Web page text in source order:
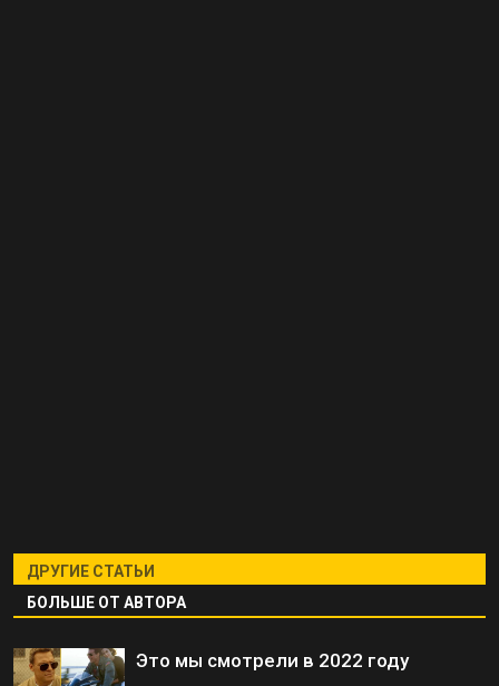
ДРУГИЕ СТАТЬИ
БОЛЬШЕ ОТ АВТОРА
Это мы смотрели в 2022 году